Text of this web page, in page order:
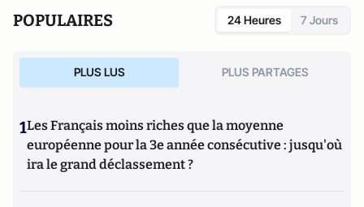
POPULAIRES 24 Heures 7 Jours
PLUS LUS PLUS PARTAGES
1Les Français moins riches que la moyenne
européenne pour la 3e année consécutive : jusqu'où
ira le grand déclassement ?